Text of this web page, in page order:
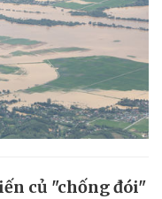
củ "chống đói"